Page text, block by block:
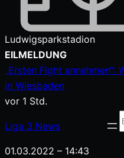
Ludwigsparkstadion
Zum
Inhalt
springen
EILMELDUNG
„Ersten Fight
in Wiesbaden
vor 1 Std.
Liga 3 News
01.03.2022 – 14:43